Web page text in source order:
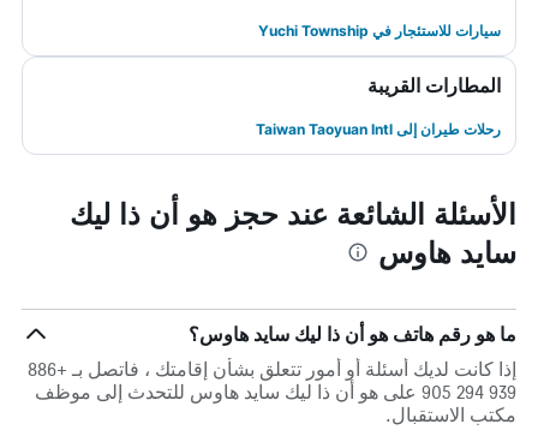
سيارات للاستئجار في Yuchi Township
المطارات القريبة
رحلات طيران إلى Taiwan Taoyuan Intl
الأسئلة الشائعة عند حجز هو أن ذا ليك
سايد هاوس
ما هو رقم هاتف هو أن ذا ليك سايد هاوس؟
إذا كانت لديك أسئلة أو أمور تتعلق بشأن إقامتك ، فاتصل بـ +886
939 294 905 على هو أن ذا ليك سايد هاوس للتحدث إلى موظف
مكتب الاستقبال.